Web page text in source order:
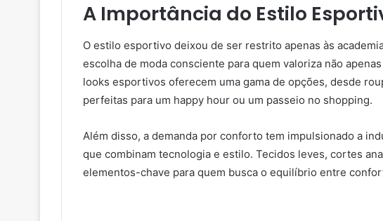
A Importância do Estilo
O estilo esportivo deixou de ser restrito apenas às
escolha de moda consciente para quem valoriza não
looks esportivos oferecem uma gama de opções, desde
perfeitas para um happy hour ou um passeio no shopping.
Além disso, a demanda por conforto tem impulsionado a
que combinam tecnologia e estilo. Tecidos leves, cortes
elementos-chave para quem busca o equilíbrio entre